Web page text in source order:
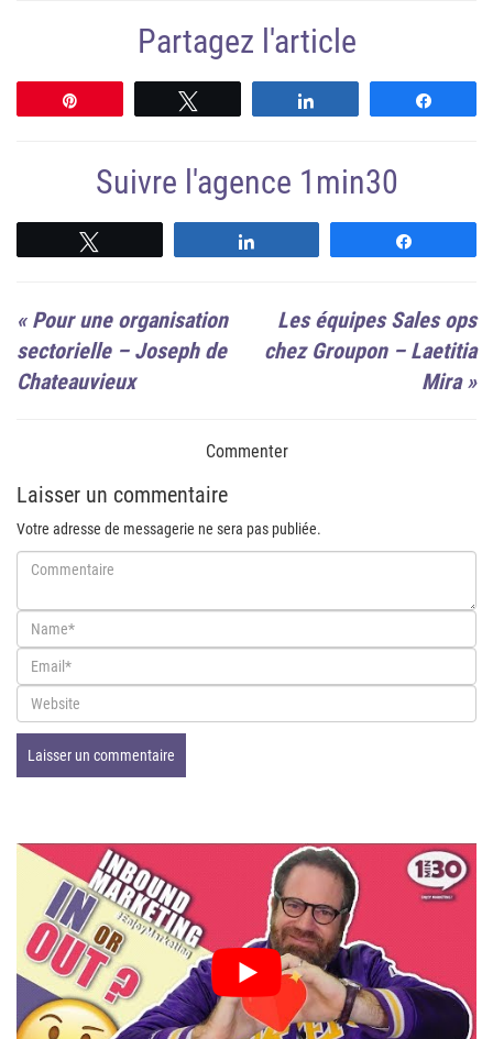
Partagez l'article
Suivre l'agence 1min30
« Pour une organisation
sectorielle – Joseph de
Chateauvieux
Les équipes Sales ops
chez Groupon – Laetitia
Mira»
Commenter
Laisser un commentaire
Votre adresse de messagerie ne sera pas publiée.